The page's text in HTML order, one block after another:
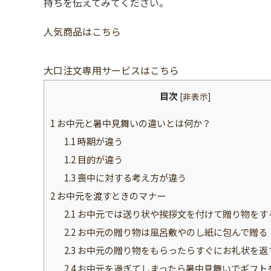
人気商品はこちら
大口注文専用サービスはこちら
目次 [非表示]
1 お中元と暑中見舞いの違いとは何か？
1.1時期が違う
1.2目的が違う
1.3喪中に対する考え方が違う
2 お中元を渡すときのマナー
2.1 お中元では送り状や挨拶文を付けて贈り物をす
2.2お中元の贈り物は風呂敷やのし紙に包んで贈る
2.3 お中元の贈り物をもらったらすぐにお礼状を返
2.4お中元を過ぎてしまったら暑中見舞いでギフト